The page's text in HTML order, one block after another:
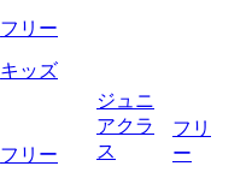
フリー
フリ
ー
キッズ
フリー
ジュニ
アクラ
ス